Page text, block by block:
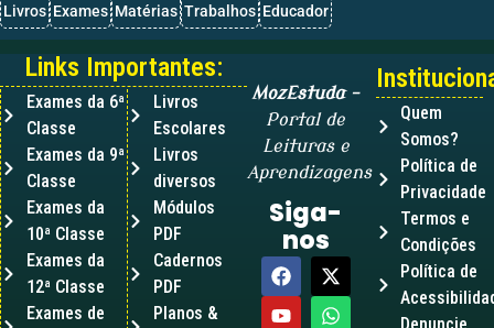
Livros Exames Matérias Trabalhos Educador
MozEstuda–
Portal de
Leituras e
Aprendizagens
Siga-
nos
Quem
Somos?
Política de
Privacidade
Termos e
Condições
Política de
Links Importantes:
Exames da 6ª
Classe
Exames da 9ª
Classe
Exames da
10ª Classe
Exames da
12ª Classe
Exames de
Livros
Escolares
Livros
diversos
Módulos
PDF
Cadernos
PDF
Planos &